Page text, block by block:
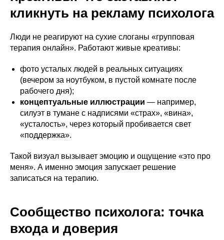
кликнуть на рекламу психолога
Люди не реагируют на сухие слоганы «групповая
терапия онлайн». Работают живые креативы:
фото усталых людей в реальных ситуациях
(вечером за ноутбуком, в пустой комнате после
рабочего дня);
концептуальные иллюстрации — например,
силуэт в тумане с надписями «страх», «вина»,
«усталость», через который пробивается свет
«поддержка».
Такой визуал вызывает эмоцию и ощущение «это про
меня». А именно эмоция запускает решение
записаться на терапию.
Сообщество психолога: точка
входа и доверия